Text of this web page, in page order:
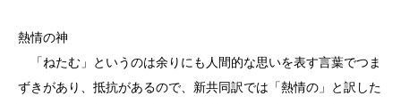
熱情の神
「ねたむ」というのは余りにも人間的な思いを表す言葉でつま
ずきがあり、抵抗があるので、新共同訳では「熱情の」と訳した